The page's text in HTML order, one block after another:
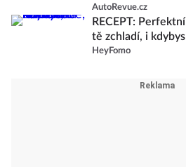
AutoRevue.cz
RECEPT:
tě zchladí, i
HeyFomo